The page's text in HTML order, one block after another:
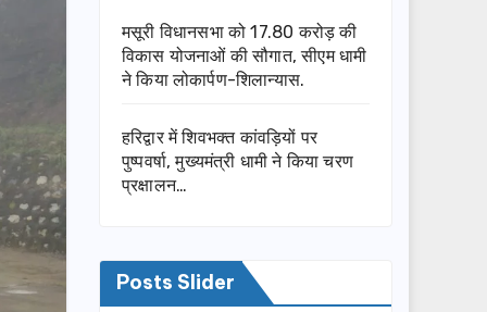
मसूरी विधानसभा को 17.80 करोड़ की
विकास योजनाओं की सौगात, सीएम धामी
ने किया लोकार्पण-शिलान्यास.
हरिद्वार में शिवभक्त कांवड़ियों पर
पुष्पवर्षा, मुख्यमंत्री धामी ने किया चरण
प्रक्षालन…
Posts Slider